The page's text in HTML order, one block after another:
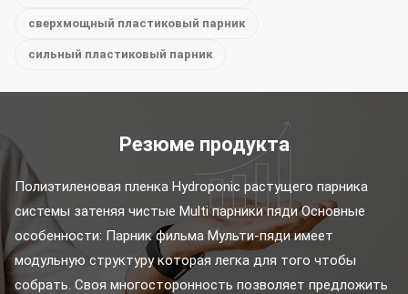
сверхмощный пластиковый парник
сильный пластиковый парник
Резюме продукта
Полиэтиленовая пленка Hydroponic растущего парника
системы затеняя чистые Multi парники пяди Основные
особенности: Парник фильма Мульти-пяди имеет
модульную структуру которая легка для того чтобы
собрать. Своя многосторонность позволяет предложить